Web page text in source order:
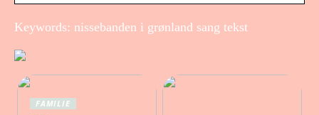
Keywords: nissebanden i grønland sang tekst
FAMILIE